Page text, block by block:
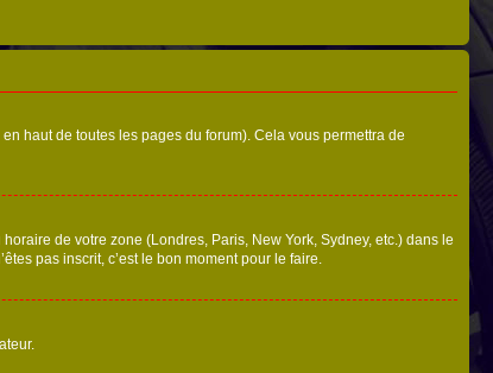
haut de toutes les pages du forum). Cela vous permettra de
de votre zone (Londres, Paris, New York, Sydney, etc.) dans le
pas inscrit, c’est le bon moment pour le faire.